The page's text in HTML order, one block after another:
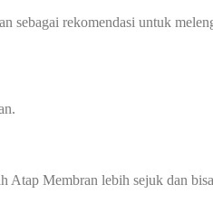
sebagai rekomendasi untuk
Atap Membran lebih sejuk dan